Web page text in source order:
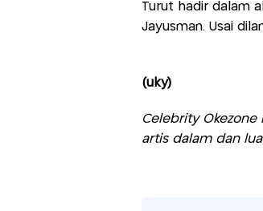
Turut hadir dalam
Jayusman. Usai
(uky)
Celebrity
artis dalam dan